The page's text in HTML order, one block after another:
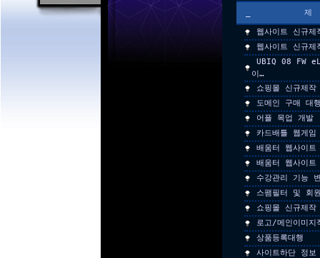
웹사이트 신규제
웹사이트 신규제
UBIQ 08 FW
이…
쇼핑몰 신규제작
도메인 구매 대
어플 목업 개발
카드배틀 웹게임
배움터 웹사이트
배움터 웹사이트
수강관리 기능
스팸필터 및 회
쇼핑몰 신규제작
로고/메인이미지
상품등록대행
사이트하단 정보